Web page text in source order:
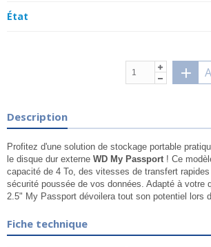
État
Description
Profitez d'une solution de stockage portable
le disque dur externe WD My Passport ! Ce
capacité de 4 To, des vitesses de transfert
sécurité poussée de vos données. Adapté à votre
2.5" My Passport dévoilera tout son potentiel lors
Fiche technique